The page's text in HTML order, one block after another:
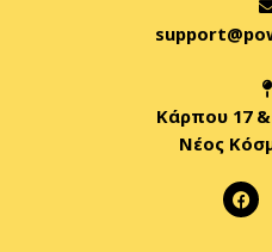
Κάρπου 17
Νέος